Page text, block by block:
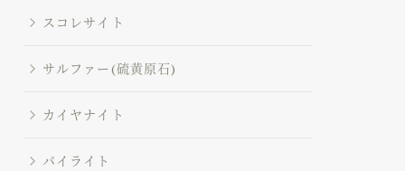
スコレサイト
サルファー(硫黄原石)
カイヤナイト
パイライト